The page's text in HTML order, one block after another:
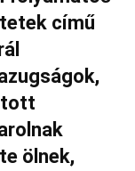
című
ölnek,